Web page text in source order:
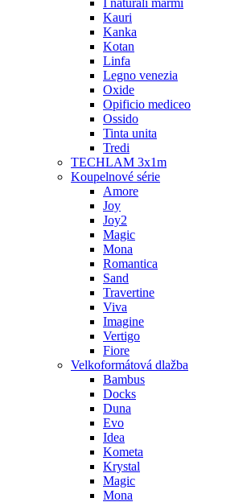
I naturali marmi
Kauri
Kanka
Kotan
Linfa
Legno venezia
Oxide
Opificio mediceo
Ossido
Tinta unita
Tredi
TECHLAM 3x1m
Koupelnové série
Amore
Joy
Joy2
Magic
Mona
Romantica
Sand
Travertine
Viva
Imagine
Vertigo
Fiore
Velkoformátová dlažba
Bambus
Docks
Duna
Evo
Idea
Kometa
Krystal
Magic
Mona